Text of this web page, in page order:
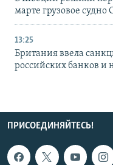
марте грузовое судно
13:25
Британия ввела
российских банков и
ПРИСОЕДИНЯЙТЕСЬ!